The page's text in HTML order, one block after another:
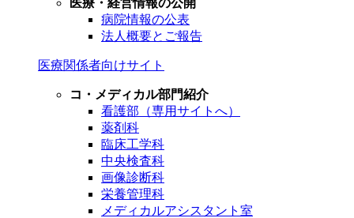
病院情報の公表
法人概要とご報告
医療関係者向けサイト
コ・メディカル部門紹介
看護部（専用サイトへ）
薬剤科
臨床工学科
中央検査科
画像診断科
栄養管理科
メディカルアシスタント室